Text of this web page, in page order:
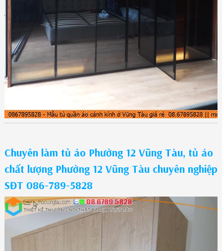
Chuyên làm tủ áo Phường 12 Vũng Tàu, tủ áo
chất lượng Phường 12 Vũng Tàu chuyên nghiệp
SĐT 086-789-5828